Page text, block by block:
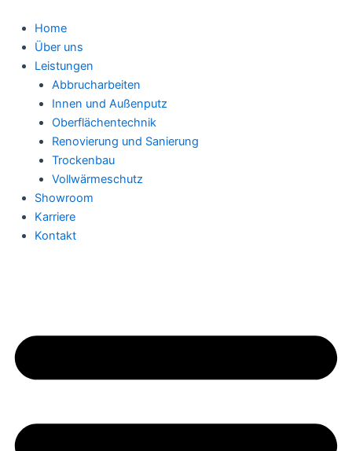
Inhalt
springen
Home
Über uns
Leistungen
Abbrucharbeiten
Innen und Außenputz
Oberflächentechnik
Renovierung und Sanierung
Trockenbau
Vollwärmeschutz
Showroom
Karriere
Kontakt